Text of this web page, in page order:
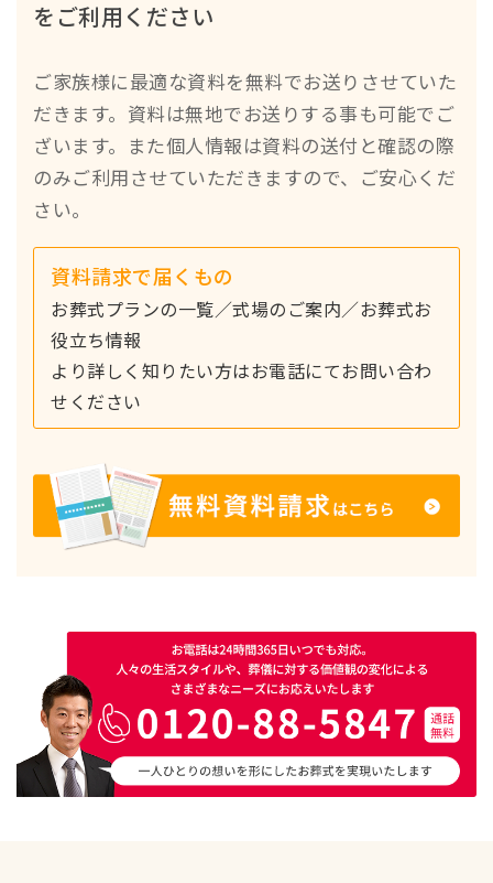
をご利用ください
ご家族様に最適な資料を無料でお送りさせていた
だきます。資料は無地でお送りする事も可能でご
ざいます。また個人情報は資料の送付と確認の際
のみご利用させていただきますので、ご安心くだ
さい。
資料請求で届くもの
お葬式プランの一覧／式場のご案内／お葬式お
役立ち情報
より詳しく知りたい方はお電話にてお問い合わ
せください